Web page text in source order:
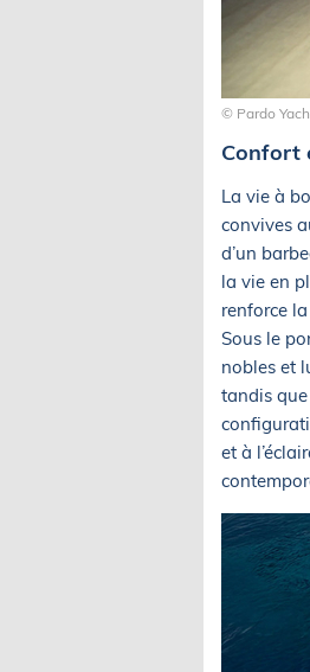
© Pardo
Confort
La vie à
convives
d’un
la vie en
renforce
Sous le
nobles et
tandis que
et à